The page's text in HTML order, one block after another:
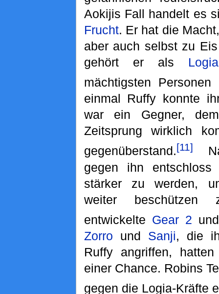
Aokijis Fall handelt es
Frucht. Er hat die
aber auch selbst zu
gehört er als
mächtigsten
einmal Ruffy konnte
war ein Gegner,
Zeitsprung wirklich
gegenüberstand.[11]
gegen ihn
stärker zu werden,
weiter
entwickelte Gear 2
Zorro und Sanji, die
Ruffy angriffen,
einer Chance. Robins
gegen die Logia-Kräfte